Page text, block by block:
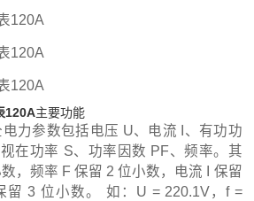
120A主要功能
电力参数包括电压 U、电流 I、有功功
在功率 S、功率因数 PF、频率。其
，频率 F 保留 2 位小数，电流 I 保留
留 3 位小数。 如：U = 220.1V，f =